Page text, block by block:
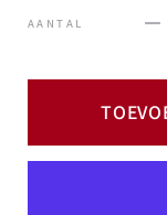
AANTAL